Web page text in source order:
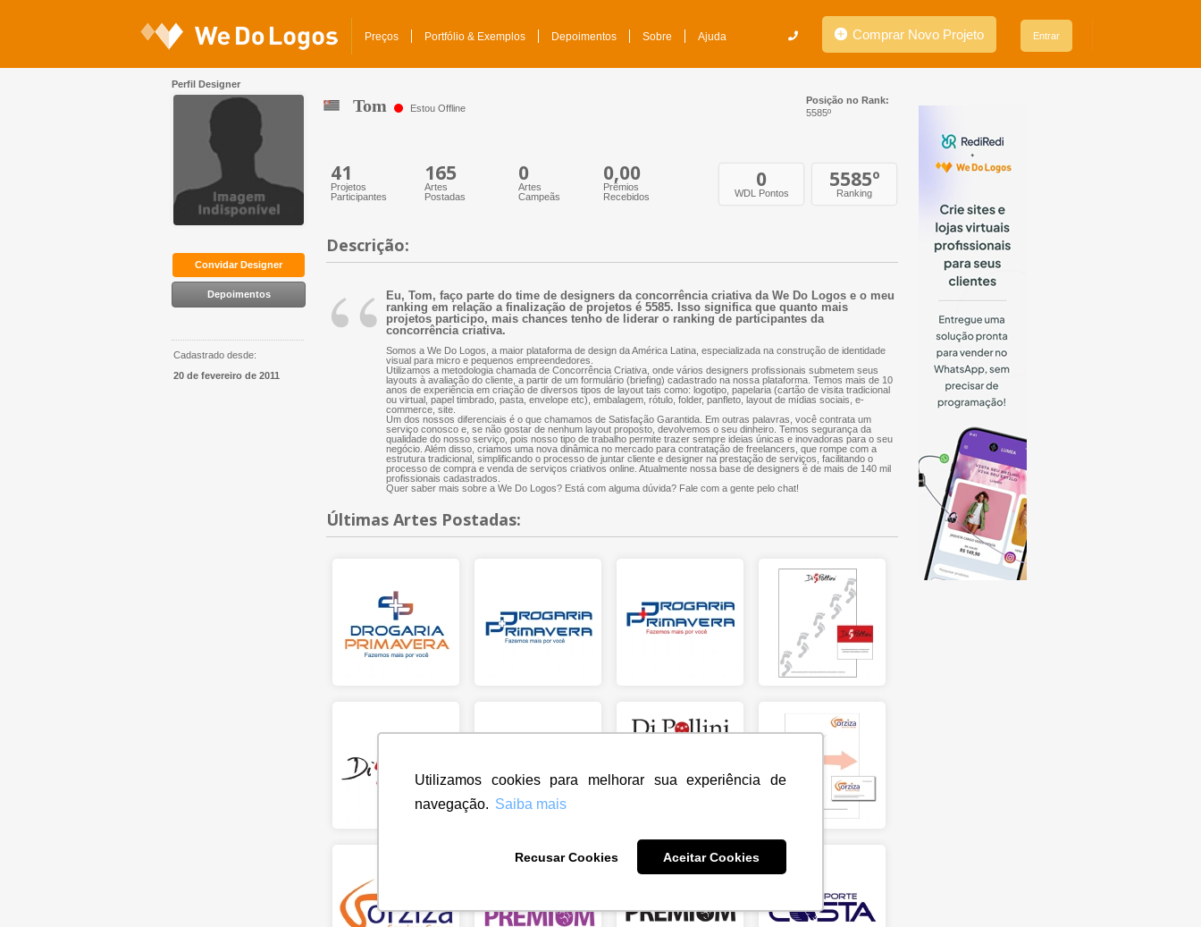
Utilizamos cookies para melhorar sua experiência de
navegação. Saiba mais
Recusar Cookies Aceitar Cookies
Preços Portfólio & Exemplos Depoimentos Sobre Ajuda Comprar Novo Projeto Entrar
Convidar Designer
Depoimentos
Cadastrado desde:
20 de fevereiro de 2011
Tom Estou Offline
Posição no Rank:
5585º
Perfil Designer
41
Projetos
Participantes
165
Artes
Postadas
0
Artes
Campeãs
0,00
Prêmios
Recebidos
0
WDL Pontos
5585º
Ranking
Descrição:
“
Eu, Tom, faço parte do time de designers da concorrência criativa da We Do Logos e o meu
ranking em relação a finalização de projetos é 5585. Isso significa que quanto mais
projetos participo, mais chances tenho de liderar o ranking de participantes da
concorrência criativa.
Somos a We Do Logos, a maior plataforma de design da América Latina, especializada na construção de identidade
visual para micro e pequenos empreendedores.
Utilizamos a metodologia chamada de Concorrência Criativa, onde vários designers profissionais submetem seus
layouts à avaliação do cliente, a partir de um formulário (briefing) cadastrado na nossa plataforma. Temos mais de 10
anos de experiência em criação de diversos tipos de layout tais como: logotipo, papelaria (cartão de visita tradicional
ou virtual, papel timbrado, pasta, envelope etc), embalagem, rótulo, folder, panfleto, layout de mídias sociais, e-
commerce, site.
Um dos nossos diferenciais é o que chamamos de Satisfação Garantida. Em outras palavras, você contrata um
serviço conosco e, se não gostar de nenhum layout proposto, devolvemos o seu dinheiro. Temos segurança da
qualidade do nosso serviço, pois nosso tipo de trabalho permite trazer sempre ideias únicas e inovadoras para o seu
negócio. Além disso, criamos uma nova dinâmica no mercado para contratação de freelancers, que rompe com a
estrutura tradicional, simplificando o processo de juntar cliente e designer na prestação de serviços, facilitando o
processo de compra e venda de serviços criativos online. Atualmente nossa base de designers é de mais de 140 mil
profissionais cadastrados.
Quer saber mais sobre a We Do Logos? Está com alguma dúvida? Fale com a gente pelo chat!
Últimas Artes Postadas: